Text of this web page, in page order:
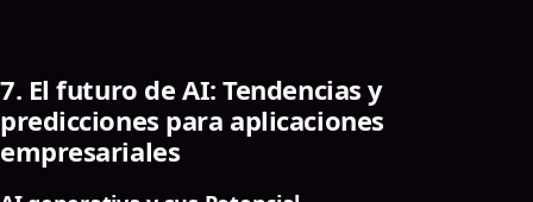
7. El futuro de AI: Tendencias y
predicciones para aplicaciones
empresariales